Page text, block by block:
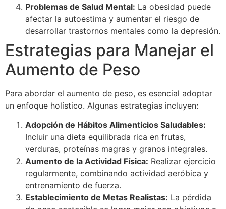
Problemas de Salud Mental: La obesidad puede
afectar la autoestima y aumentar el riesgo de
desarrollar trastornos mentales como la depresión.
Estrategias para Manejar el
Aumento de Peso
Para abordar el aumento de peso, es esencial adoptar
un enfoque holístico. Algunas estrategias incluyen:
Adopción de Hábitos Alimenticios Saludables:
Incluir una dieta equilibrada rica en frutas,
verduras, proteínas magras y granos integrales.
Aumento de la Actividad Física: Realizar ejercicio
regularmente, combinando actividad aeróbica y
entrenamiento de fuerza.
Establecimiento de Metas Realistas: La pérdida